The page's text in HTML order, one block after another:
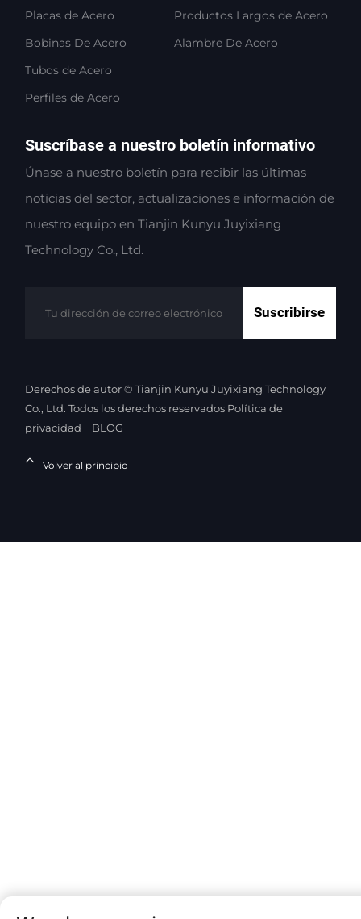
Placas de Acero
Bobinas De Acero
Tubos de Acero
Perfiles de Acero
Productos Largos de Acero
Alambre De Acero
Suscríbase a nuestro boletín informativo
Únase a nuestro boletín para recibir las últimas
noticias del sector, actualizaciones e información de
nuestro equipo en Tianjin Kunyu Juyixiang
Technology Co., Ltd.
Suscribirse
Derechos de autor © Tianjin Kunyu Juyixiang Technology
Co., Ltd. Todos los derechos reservados Política de
privacidad
BLOG
Volver al principio